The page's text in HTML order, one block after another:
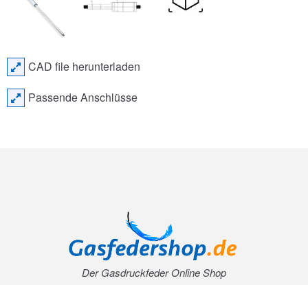
CAD file herunterladen
Passende Anschlüsse
Der Gasdruckfeder Online Shop